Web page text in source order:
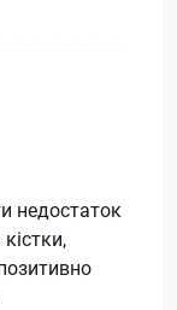
недостаток